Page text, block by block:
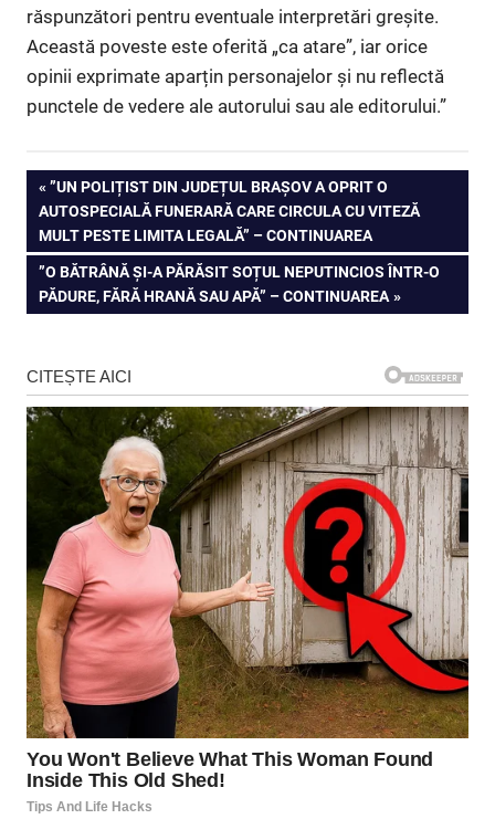
răspunzători pentru eventuale interpretări greșite.
Această poveste este oferită „ca atare”, iar orice
opinii exprimate aparțin personajelor și nu reflectă
punctele de vedere ale autorului sau ale editorului.”
Navigare
în
articole
PREVIOUS
POST:
”UN POLIȚIST DIN JUDEȚUL BRAȘOV A OPRIT O
AUTOSPECIALĂ FUNERARĂ CARE CIRCULA CU VITEZĂ
MULT PESTE LIMITA LEGALĂ” – CONTINUAREA
NEXT
POST:
”O BĂTRÂNĂ ȘI-A PĂRĂSIT SOȚUL NEPUTINCIOS ÎNTR-O
PĂDURE, FĂRĂ HRANĂ SAU APĂ” – CONTINUAREA